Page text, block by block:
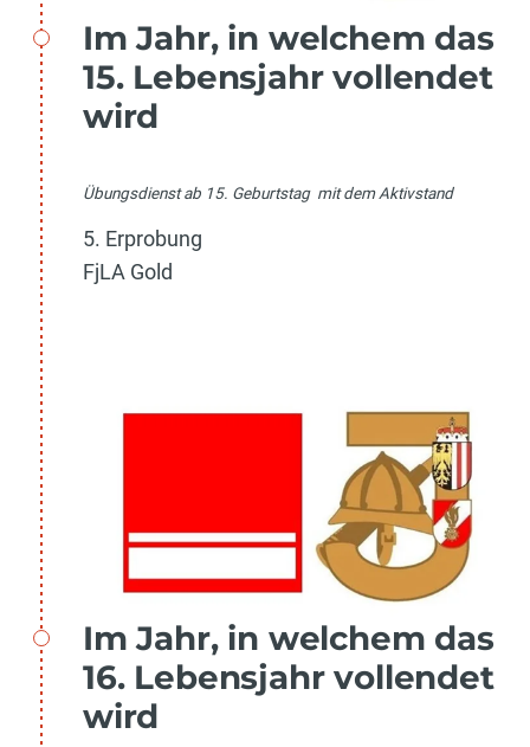
Im Jahr, in welchem das
15. Lebensjahr vollendet
wird
Übungsdienst ab 15. Geburtstag mit dem Aktivstand
5. Erprobung
FjLA Gold
Im Jahr, in welchem das
16. Lebensjahr vollendet
wird